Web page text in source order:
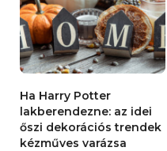
Ha Harry Potter
lakberendezne: az idei
őszi dekorációs trendek
kézműves varázsa